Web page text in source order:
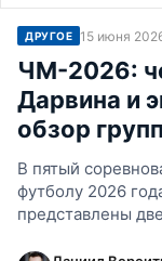
ДРУГОЕ 15 июня
ЧМ-2026:
Дарвина и
обзор
В пятый
футболу 2026
представлены